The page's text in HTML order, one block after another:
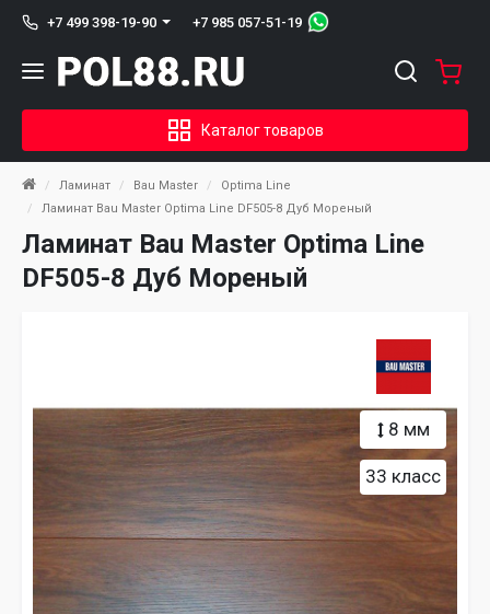
+7 499 398-19-90 +7 985 057-51-19
Каталог товаров
Ламинат Bau Master
Optima Line
Ламинат Bau Master Optima Line DF505-8 Дуб Мореный
Ламинат Bau Master Optima Line
DF505-8 Дуб Мореный
8 мм
33 класс